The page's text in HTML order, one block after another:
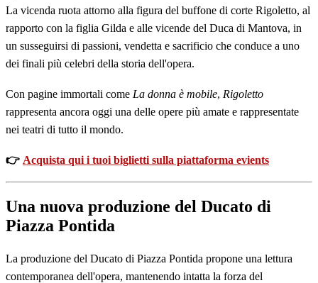
La vicenda ruota attorno alla figura del buffone di corte Rigoletto, al
rapporto con la figlia Gilda e alle vicende del Duca di Mantova, in
un susseguirsi di passioni, vendetta e sacrificio che conduce a uno
dei finali più celebri della storia dell'opera.
Con pagine immortali come La donna è mobile, Rigoletto
rappresenta ancora oggi una delle opere più amate e rappresentate
nei teatri di tutto il mondo.
👉 Acquista qui i tuoi biglietti sulla piattaforma evients
Una nuova produzione del Ducato di
Piazza Pontida
La produzione del Ducato di Piazza Pontida propone una lettura
contemporanea dell'opera, mantenendo intatta la forza del